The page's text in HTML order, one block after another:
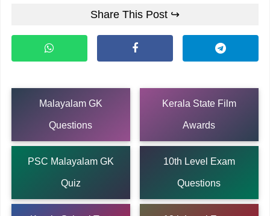
Share This Post ↪
Malayalam GK
Questions
Kerala State Film
Awards
PSC Malayalam GK
Quiz
10th Level Exam
Questions